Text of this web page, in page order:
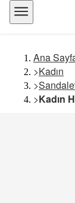
Ana
>Kadın
>
>Kadın